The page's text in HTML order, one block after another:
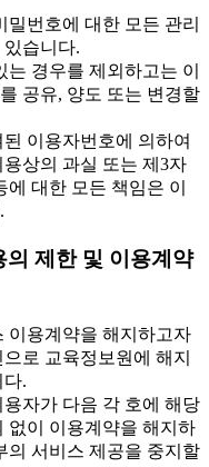
번호에 대한 모든 관리
습니다.
경우를 제외하고는 이
공유, 양도 또는 변경할
이용자번호에 의하여
상의 과실 또는 제3자
대한 모든 책임은 이
의 제한 및 이용계약
용계약을 해지하고자
로 교육정보원에 해지
다.
자가 다음 각 호에 해당
없이 이용계약을 해지하
의 서비스 제공을 중지할